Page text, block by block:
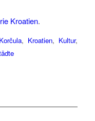
Kroatien.
Korčula, Kroatien, Kultur,